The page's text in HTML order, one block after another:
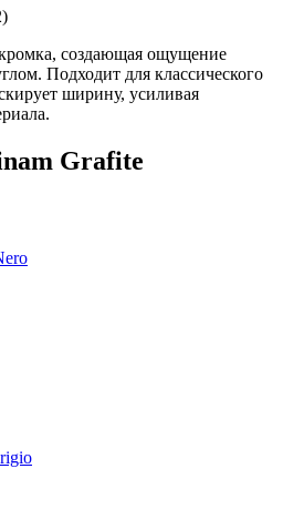
создающая ощущение
Подходит для классического
ширину, усиливая
Grafite